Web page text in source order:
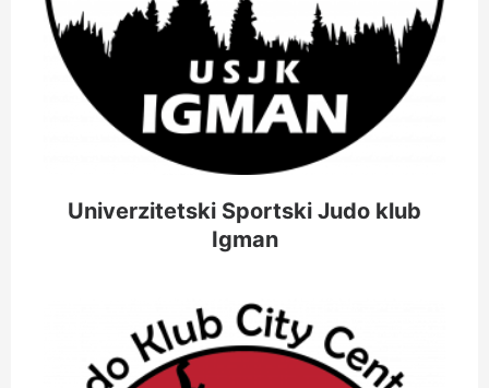
Univerzitetski Sportski Judo klub
Igman